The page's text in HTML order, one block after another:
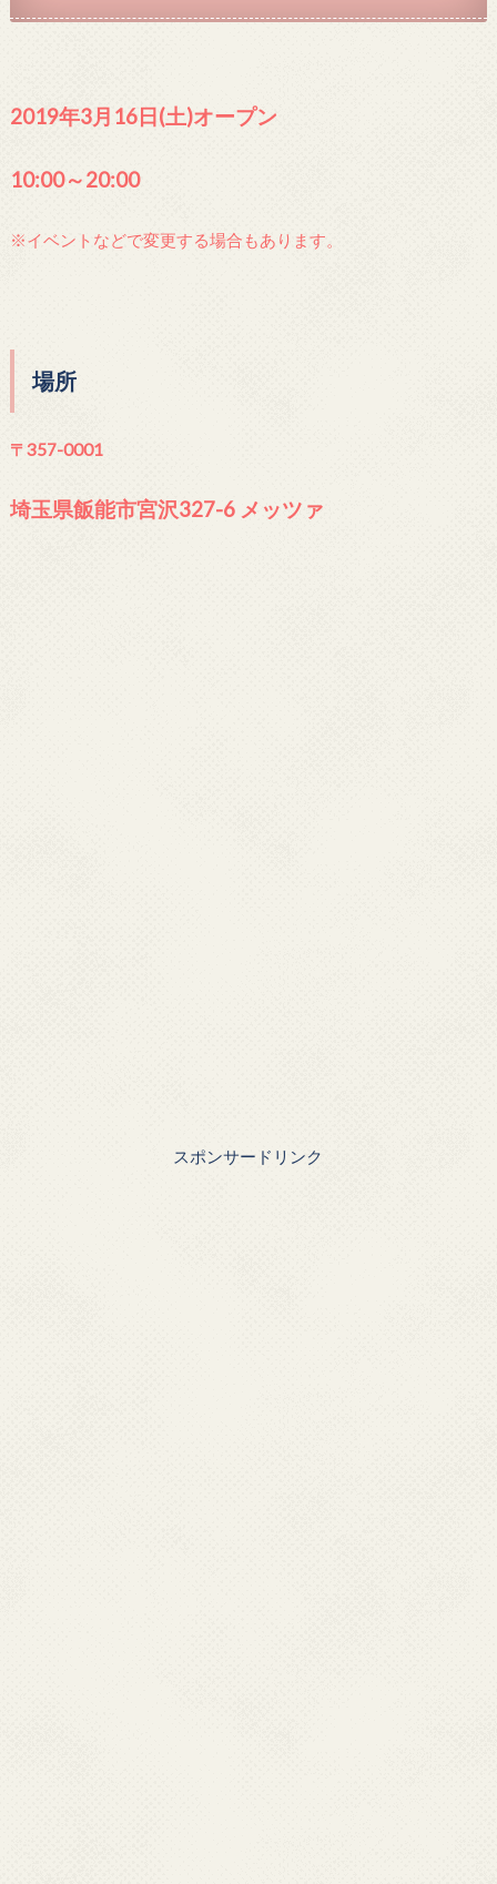
2019年3月16日(土)オープン
10:00～20:00
※イベントなどで変更する場合もあります。
場所
〒357-0001
埼玉県飯能市宮沢327-6 メッツァ
スポンサードリンク